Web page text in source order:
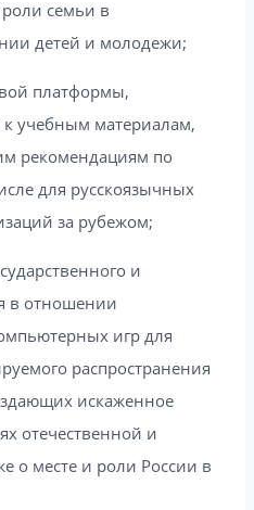
семьи в
детей и молодежи;
платформы,
учебным материалам,
рекомендациям по
для русскоязычных
за рубежом;
и
в отношении
игр для
распространения
искаженное
отечественной и
о месте и роли России в